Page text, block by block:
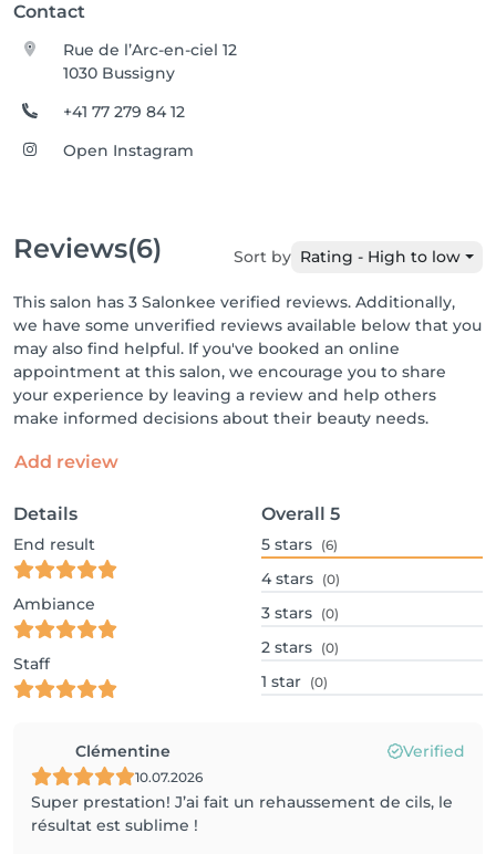
Contact
Rue de l’Arc-en-ciel 12
1030 Bussigny
+41 77 279 84 12
Open Instagram
Reviews(6) Sort by Rating - High to low
This salon has 3 Salonkee verified reviews. Additionally,
we have some unverified reviews available below that you
may also find helpful. If you've booked an online
appointment at this salon, we encourage you to share
your experience by leaving a review and help others
make informed decisions about their beauty needs.
Add review
Details
End result
Ambiance
Staff
Overall 5
5 stars (6)
4 stars (0)
3 stars (0)
2 stars (0)
1 star (0)
Clémentine Verified
10.07.2026
Super prestation! J’ai fait un rehaussement de cils, le
résultat est sublime !